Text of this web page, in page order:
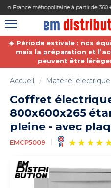
Paiement sécurisé
☀️ Période estivale : nos
mais la préparation et
peuvent être
Accueil Matériel électrique
Coffret
800x600x265
pleine - avec
EMCP5009
Gestion des cookies